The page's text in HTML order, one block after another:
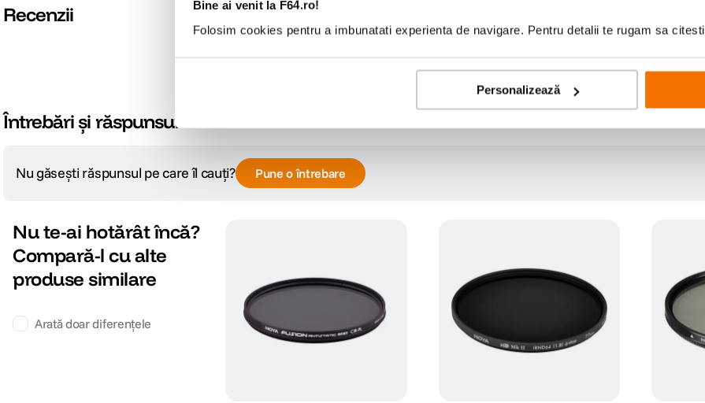
Bine ai venit la F64.ro!
Folosim cookies pentru a imbunatati experienta de navigare. Pentru detalii te rugam sa citesti
Personalizează
Recenzii
Scrie prima recenzie
Întrebări și răspunsuri
Nu găsești răspunsul pe care îl cauți? Pune o întrebare
Nu te-ai hotărât încă?
Compară-l cu alte
produse similare
Arată doar diferențele